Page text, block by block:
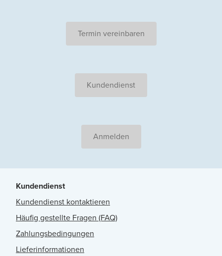
Termin vereinbaren
Kundendienst
Anmelden
Kundendienst
Kundendienst kontaktieren
Häufig gestellte Fragen (FAQ)
Zahlungsbedingungen
Lieferinformationen